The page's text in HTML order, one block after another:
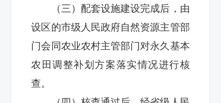
（三）配套设施建设完成后，由
设区的市级人民政府自然资源主管部
门会同农业农村主管部门对永久基本
农田调整补划方案落实情况进行核
查。